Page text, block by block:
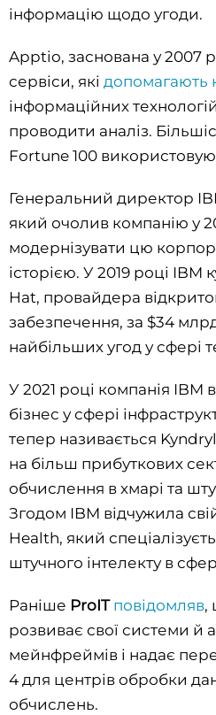
інформацію щодо угоди.
Apptio, заснована у 2007
сервіси, які допомагають
інформаційних
проводити аналіз.
Fortune 100
Генеральний директор
який очолив компанію у
модернізувати цю
історією. У 2019 році IBM
Hat, провайдера
забезпечення, за $34
найбільших угод у сфері
У 2021 році компанія IBM
бізнес у сфері
тепер називається
на більш прибуткових
обчислення в хмарі та
Згодом IBM відчужила
Health, який
штучного інтелекту в
Раніше ProITповідомляв,
розвиває свої системи й
мейнфреймів і надає
4 для центрів обробки
обчислень.